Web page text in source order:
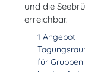
und die
erreichbar.
1 Angebot
für